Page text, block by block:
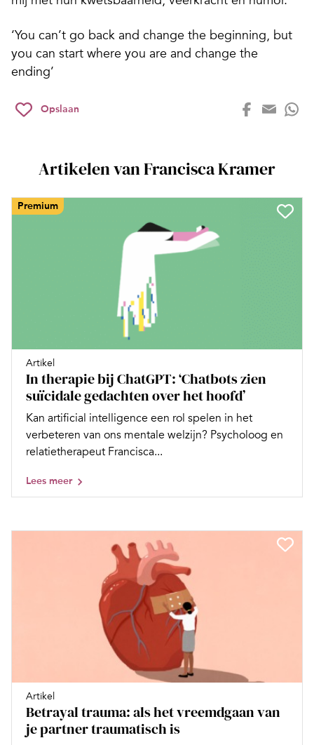
‘You can’t go back and change the beginning, but
you can start where you are and change the
ending’
Opslaan
Artikelen van Francisca Kramer
Premium
Artikel
In therapie bij ChatGPT: ‘Chatbots zien
suïcidale gedachten over het hoofd’
Kan artificial intelligence een rol spelen in het
verbeteren van ons mentale welzijn? Psycholoog en
relatietherapeut Francisca...
Lees meer
Artikel
Betrayal trauma: als het vreemdgaan van
je partner traumatisch is